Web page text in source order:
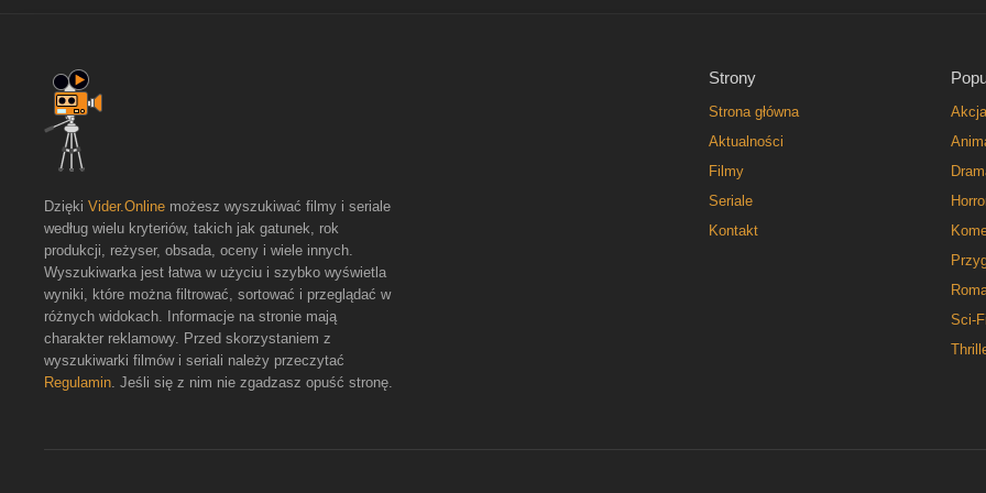
Strony
Strona główna
Aktualności
Filmy
Seriale
Kontakt
Akcja
Sci-Fi
Dzięki Vider.Online możesz wyszukiwać filmy i seriale
według wielu kryteriów, takich jak gatunek, rok
produkcji, reżyser, obsada, oceny i wiele innych.
Wyszukiwarka jest łatwa w użyciu i szybko wyświetla
wyniki, które można filtrować, sortować i przeglądać w
różnych widokach. Informacje na stronie mają
charakter reklamowy. Przed skorzystaniem z
wyszukiwarki filmów i seriali należy przeczytać
Regulamin. Jeśli się z nim nie zgadzasz opuść stronę.